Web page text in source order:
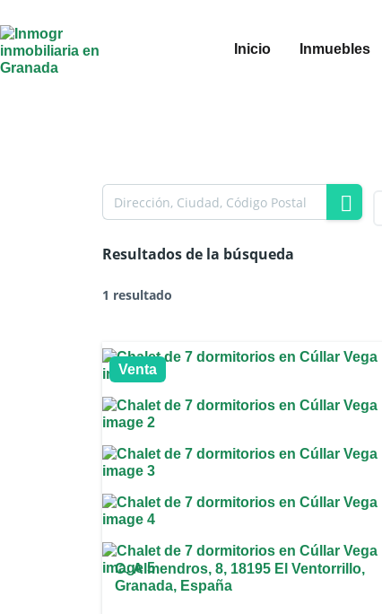
Inicio Inmuebles
Resultados de la búsqueda
1 resultado
Venta
C. Almendros, 8, 18195 El Ventorrillo,
Granada, España